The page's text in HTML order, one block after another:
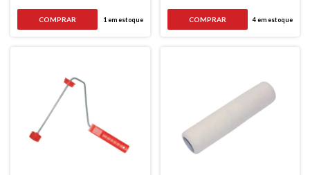
1 em estoque 4em estoque